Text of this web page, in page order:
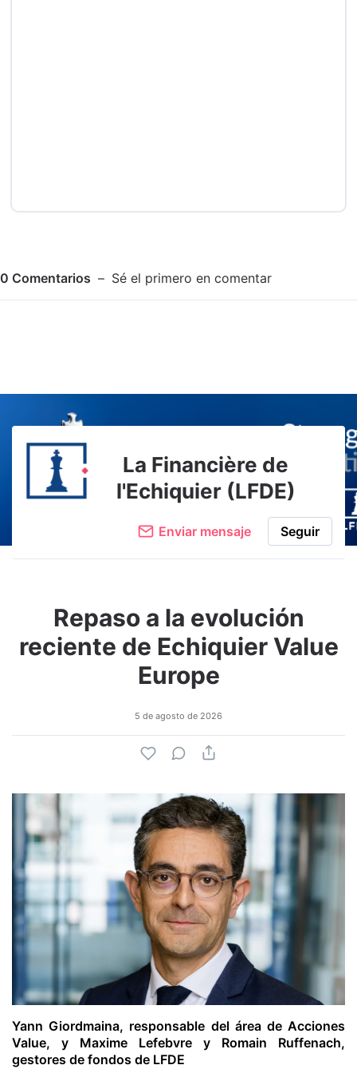
0 Comentarios Sé el primero en comentar
La Financière de
l'Echiquier (LFDE)
Enviar mensaje Seguir
Repaso a la evolución
reciente de Echiquier Value
Europe
5 de agosto de 2026
Yann Giordmaina, responsable del área de Acciones
Value, y Maxime Lefebvre y Romain Ruffenach,
gestores de fondos de LFDE